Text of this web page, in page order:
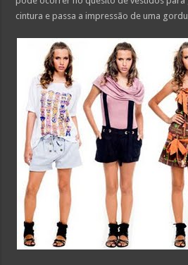
cintura e passa a impressão de uma